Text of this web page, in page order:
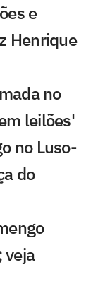
e
Henrique
no
leilões'
no Luso-
do
veja